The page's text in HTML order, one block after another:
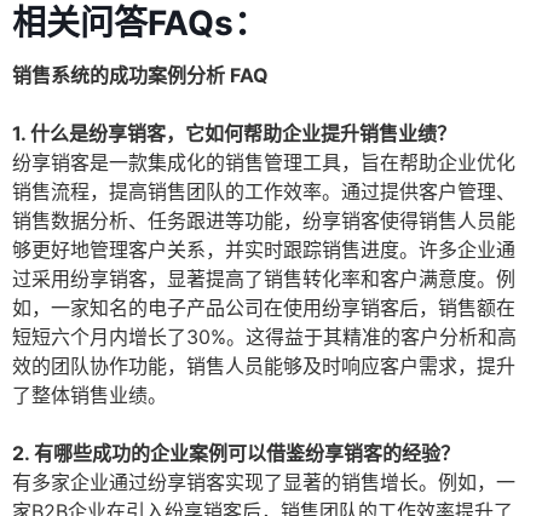
相关问答FAQs：
销售系统的成功案例分析 FAQ
1. 什么是纷享销客，它如何帮助企业提升销售业绩？
纷享销客是一款集成化的销售管理工具，旨在帮助企业优化
销售流程，提高销售团队的工作效率。通过提供客户管理、
销售数据分析、任务跟进等功能，纷享销客使得销售人员能
够更好地管理客户关系，并实时跟踪销售进度。许多企业通
过采用纷享销客，显著提高了销售转化率和客户满意度。例
如，一家知名的电子产品公司在使用纷享销客后，销售额在
短短六个月内增长了30%。这得益于其精准的客户分析和高
效的团队协作功能，销售人员能够及时响应客户需求，提升
了整体销售业绩。
2. 有哪些成功的企业案例可以借鉴纷享销客的经验？
有多家企业通过纷享销客实现了显著的销售增长。例如，一